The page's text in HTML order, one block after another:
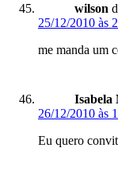
wilson
25/12/2010 às
me manda um
Isabela
26/12/2010 às
Eu quero